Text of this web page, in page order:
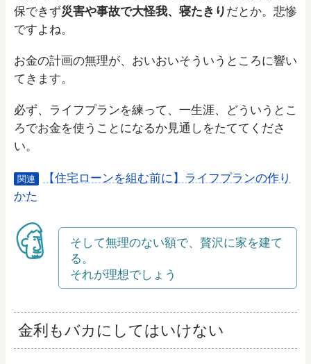
保できず災害や事故で大怪我、寝たきり だとか。悲惨
ですよね。
お金の計画の無理が、おいおいそういうところに響い
てきます。
必ず、ライフプランを練って、一生涯、どういうとこ
ろでお金を使うことになるか見通しをたててくださ
い。
関連
【住宅ローンを組む前に】ライフプランの作り
かた
そして無理のない額で、贅沢に家を建て
る。
それが理想でしょう
金利もバカにしてはいけない